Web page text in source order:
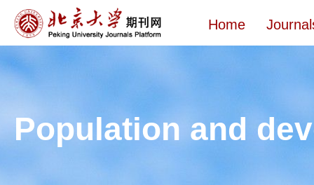
Home
Population and